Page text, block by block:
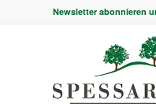
Newsletter abonnieren